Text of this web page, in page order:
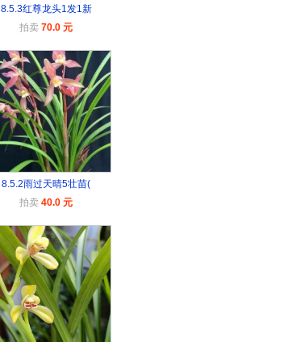
8.5.3红尊龙头1发1新
拍卖 70.0 元
8.5.2雨过天晴5壮苗(
拍卖 40.0 元